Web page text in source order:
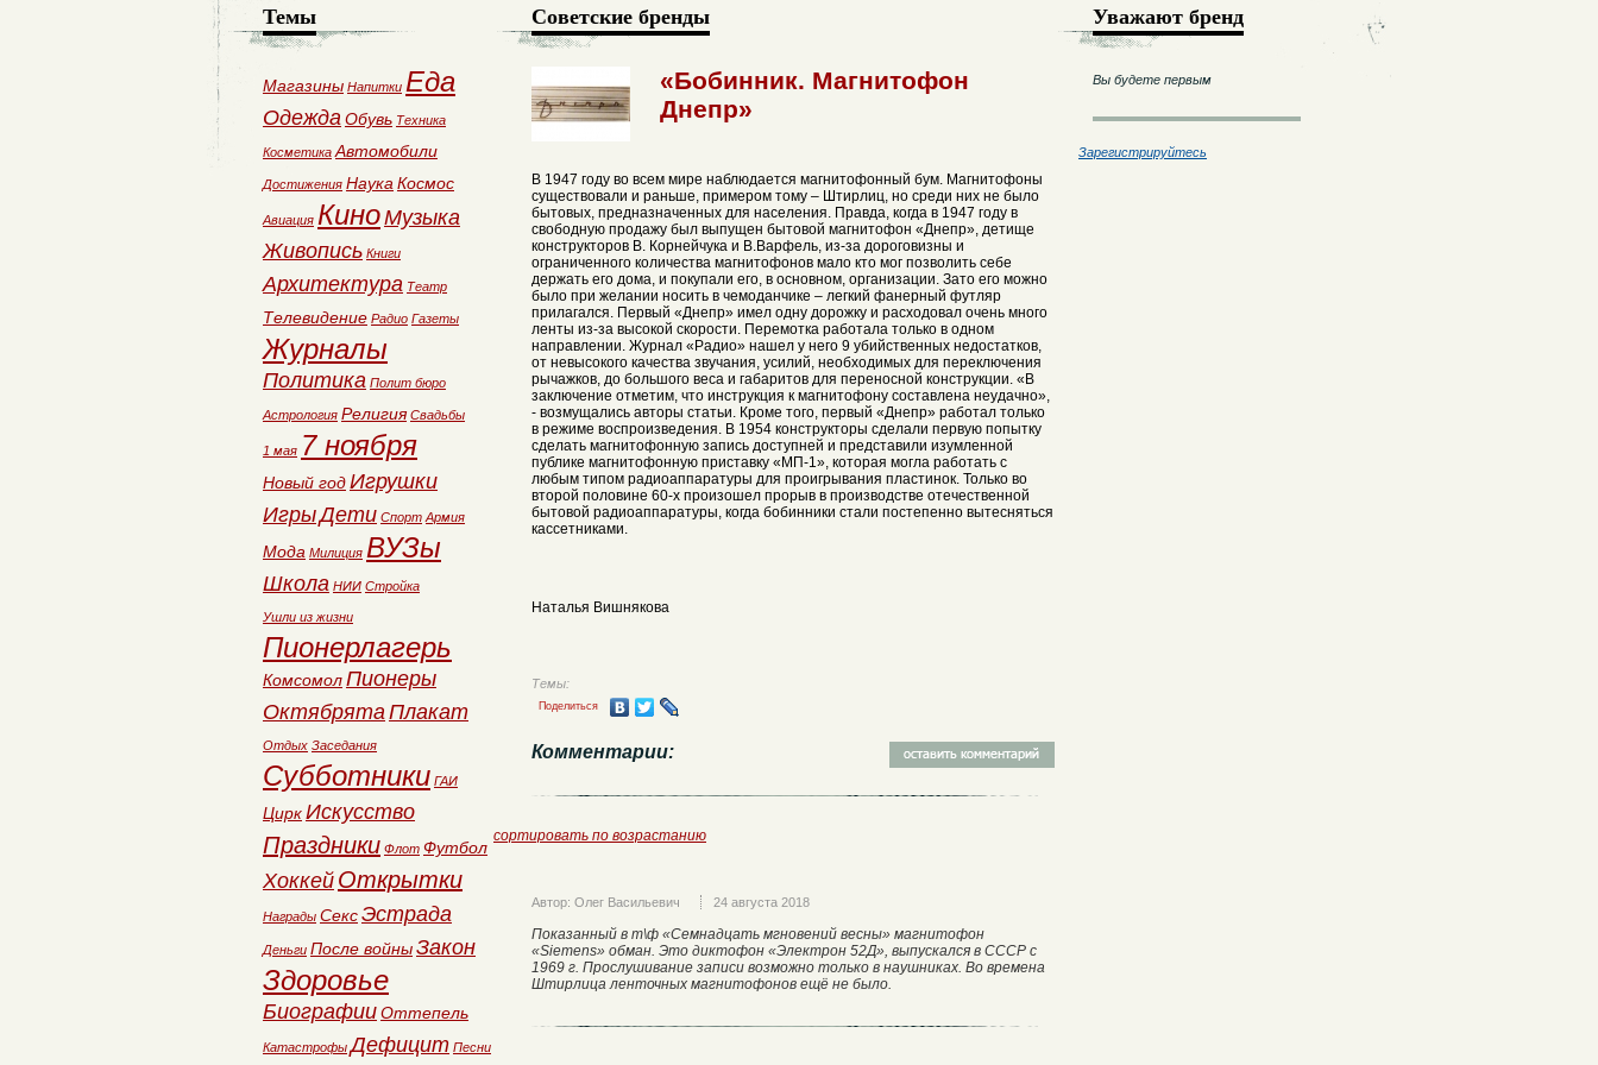
Советские бренды
«Бобинник. Магнитофон
Днепр»
В 1947 году во всем мире наблюдается магнитофонный бум. Магнитофоны
существовали и раньше, примером тому – Штирлиц, но среди них не было
бытовых, предназначенных для населения. Правда, когда в 1947 году в
свободную продажу был выпущен бытовой магнитофон «Днепр», детище
конструкторов В. Корнейчука и В.Варфель, из-за дороговизны и
ограниченного количества магнитофонов мало кто мог позволить себе
держать его дома, и покупали его, в основном, организации. Зато его можно
было при желании носить в чемоданчике – легкий фанерный футляр
прилагался. Первый «Днепр» имел одну дорожку и расходовал очень много
ленты из-за высокой скорости. Перемотка работала только в одном
направлении. Журнал «Радио» нашел у него 9 убийственных недостатков,
от невысокого качества звучания, усилий, необходимых для переключения
рычажков, до большого веса и габаритов для переносной конструкции. «В
заключение отметим, что инструкция к магнитофону составлена неудачно»,
- возмущались авторы статьи. Кроме того, первый «Днепр» работал только
в режиме воспроизведения. В 1954 конструкторы сделали первую попытку
сделать магнитофонную запись доступней и представили изумленной
публике магнитофонную приставку «МП-1», которая могла работать с
любым типом радиоаппаратуры для проигрывания пластинок. Только во
второй половине 60-х произошел прорыв в производстве отечественной
бытовой радиоаппаратуры, когда бобинники стали постепенно вытесняться
кассетниками.
Наталья Вишнякова
Темы:
Поделиться
Комментарии:
сортировать по возрастанию
Автор: Олег Васильевич 24 августа 2018
Показанный в т\ф «Семнадцать мгновений весны» магнитофон
«Siemens» обман. Это диктофон «Электрон 52Д», выпускался в СССР с
1969 г. Прослушивание записи возможно только в наушниках. Во времена
Штирлица ленточных магнитофонов ещё не было.
Уважают бренд
Вы будете первым
Зарегистрируйтесь
Темы
Магазины Напитки Еда
ОдеждаОбувь Техника
Косметика Автомобили
Достижения Наука Космос
Авиация КиноМузыка
Живопись Книги
Архитектура Театр
Телевидение Радио Газеты
Журналы
Политика Полит бюро
Астрология Религия Свадьбы
1 мая 7 ноября
Новый годИгрушки
ИгрыДети Спорт Армия
Мода Милиция ВУЗы
Школа НИИ Стройка
Ушли из жизни
Пионерлагерь
КомсомолПионеры
ОктябрятаПлакат
Отдых Заседания
Субботники ГАИ
ЦиркИскусство
Праздники Флот Футбол
Хоккей Открытки
Награды СексЭстрада
Деньги После войныЗакон
Здоровье
БиографииОттепель
Катастрофы Дефицит Песни